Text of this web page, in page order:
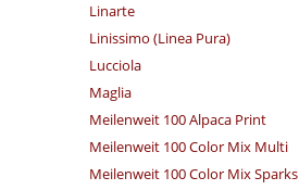
Linarte
Linissimo (Linea Pura)
Lucciola
Maglia
Meilenweit 100 Alpaca Print
Meilenweit 100 Color Mix Multi
Meilenweit 100 Color Mix Sparks